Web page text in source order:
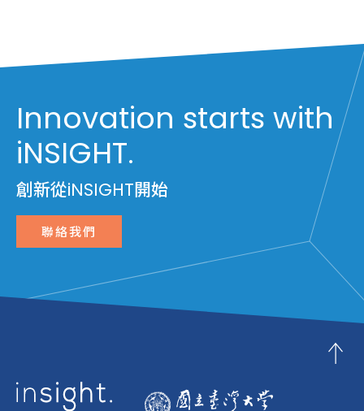
Innovation starts with
iNSIGHT.
創新從iNSIGHT開始
聯絡我們